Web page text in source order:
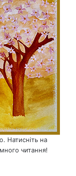
Натисніть на
читання!